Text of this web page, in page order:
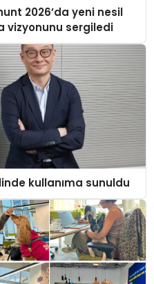
2026’da yeni nesil
vizyonunu sergiledi
kullanıma sunuldu